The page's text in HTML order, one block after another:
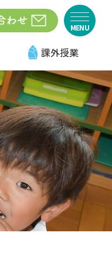
課外授業